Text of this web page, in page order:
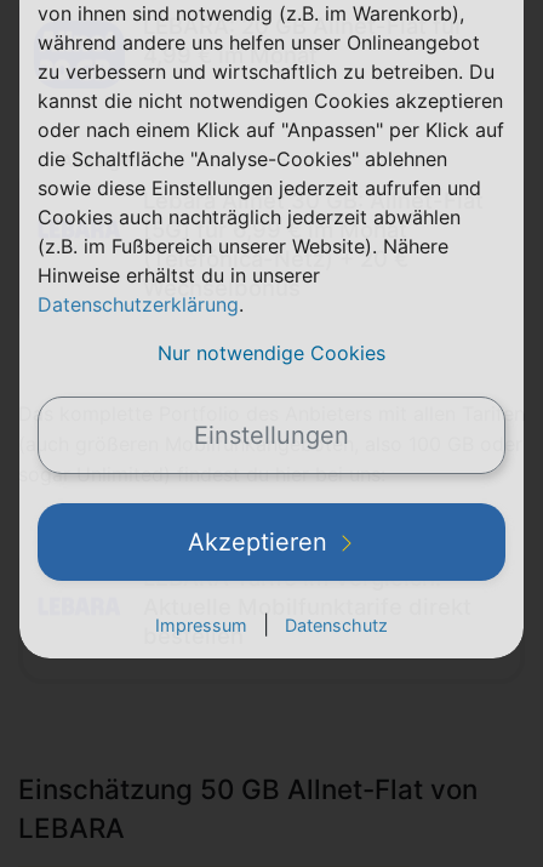
LEBARA: 20 GB Allnet-Flat für
4,99 € im Monat
Anzeige
Lebara Allnet 30 GB: Allnet-Flat
[5G] für 6,99 € im Monat
(Telefónica-Netz) + 20 €
Wechselbonus
Das komplette Portfolio des Anbieters mit allen Tarifen
(auch größeren Mobilfunkangeboten, also 100 GB oder
sogar Unlimited) findest du hier bei uns:
LEBARA Tarife im Vergleich:
Aktuelle Mobilfunktarife direkt
bestellen
Einschätzung 50 GB Allnet-Flat von
LEBARA
von ihnen sind notwendig (z.B. im Warenkorb),
während andere uns helfen unser Onlineangebot
zu verbessern und wirtschaftlich zu betreiben. Du
kannst die nicht notwendigen Cookies akzeptieren
oder nach einem Klick auf "Anpassen" per Klick auf
die Schaltfläche "Analyse-Cookies" ablehnen
sowie diese Einstellungen jederzeit aufrufen und
Cookies auch nachträglich jederzeit abwählen
(z.B. im Fußbereich unserer Website). Nähere
Hinweise erhältst du in unserer
Datenschutzerklärung.
Nur notwendige Cookies
Einstellungen
Akzeptieren
Impressum Datenschutz